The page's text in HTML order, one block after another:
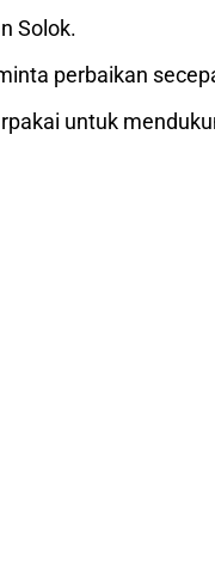
Solok.
perbaikan
untuk